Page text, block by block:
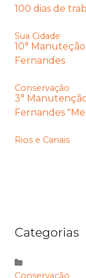
100 dias de
Sua Cidade
10°
Fernandes
Conservação
3°
Fernandes
Rios e Canais
Categorias
Conservação